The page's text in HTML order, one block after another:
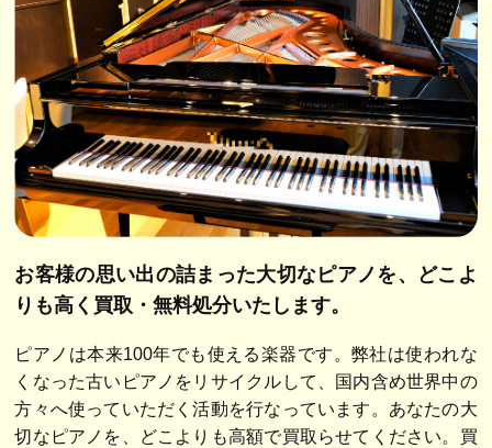
お客様の思い出の詰まった大切なピアノを、
どこよ
りも高く買取・無料処分いたします。
ピアノは本来100年でも使える楽器です。弊社は使われな
くなった古いピアノをリサイクルして、国内含め世界中の
方々へ使っていただく活動を行なっています。あなたの大
切なピアノを、どこよりも高額で買取らせてください。買